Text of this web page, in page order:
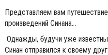
Представляем вам
произведений Синана…
Однажды, будучи уже
Синан отправился к своему